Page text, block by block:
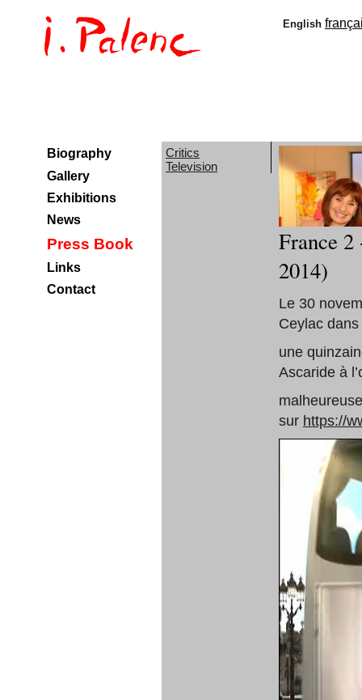
English
Critics
Television
France
2014)
Le 30
Ceylac
une
Ascaride à
sur https://
Biography
Gallery
Exhibitions
News
Press Book
Links
Contact